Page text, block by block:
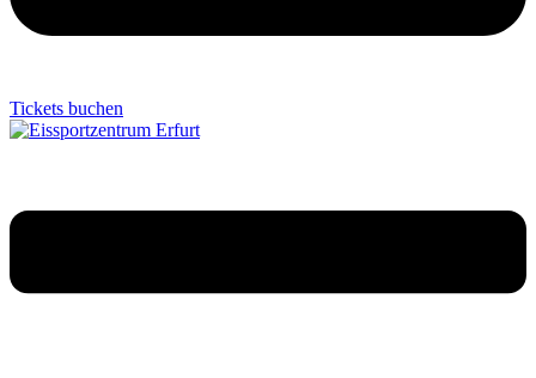
Tickets buchen